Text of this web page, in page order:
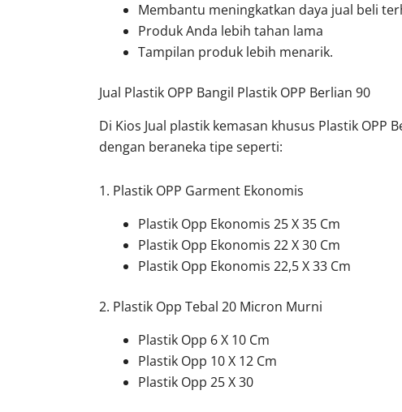
Membantu meningkatkan daya jual beli
Produk Anda lebih tahan lama
Tampilan produk lebih menarik.
Jual Plastik OPP Bangil Plastik OPP Berlian 90
Di Kios Jual plastik kemasan khusus Plastik OPP
dengan beraneka tipe seperti:
1. Plastik OPP Garment Ekonomis
Plastik Opp Ekonomis 25 X 35 Cm
Plastik Opp Ekonomis 22 X 30 Cm
Plastik Opp Ekonomis 22,5 X 33 Cm
2. Plastik Opp Tebal 20 Micron Murni
Plastik Opp 6 X 10 Cm
Plastik Opp 10 X 12 Cm
Plastik Opp 25 X 30